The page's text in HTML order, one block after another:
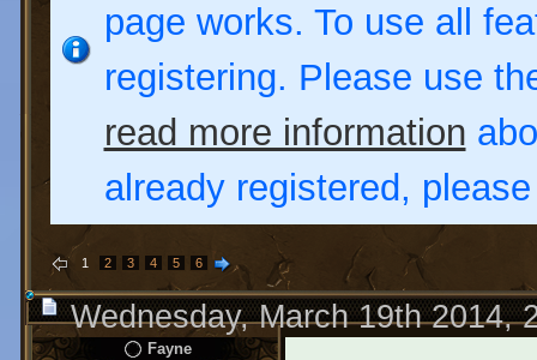
page works. To use all
registering. Please use
read more information
already registered,
1 2 3 4 5 6
Wednesday, March 19th 2014,
Fayne